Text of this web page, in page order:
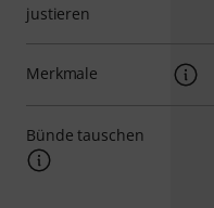
justieren
Merkmale
Bünde tauschen